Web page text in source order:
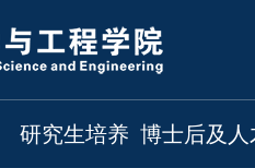
研究生培养 博士后及人